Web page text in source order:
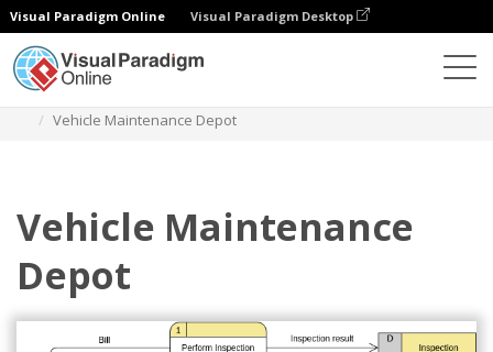
Visual Paradigm Online Visual Paradigm Desktop
Vehicle Maintenance Depot
Vehicle Maintenance
Depot